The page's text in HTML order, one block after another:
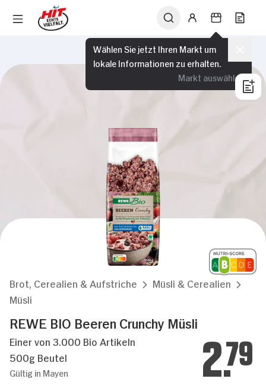
Wählen Sie jetzt Ihren Markt um
lokale Informationen zu erhalten.
Markt auswählen
Brot, Cerealien & Aufstriche
Müsli & Cerealien
Müsli
REWE BIO Beeren Crunchy Müsli
Einer von 3.000 Bio Artikeln
500g Beutel
Gültig in Mayen 2.79